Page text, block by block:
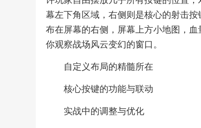
幕左下角区域，右侧则是核心的射击
布在屏幕的右侧，屏幕上方小地图，
你观察战场风云变幻的窗口。
自定义布局的精髓所在
核心按键的功能与联动
实战中的调整与优化